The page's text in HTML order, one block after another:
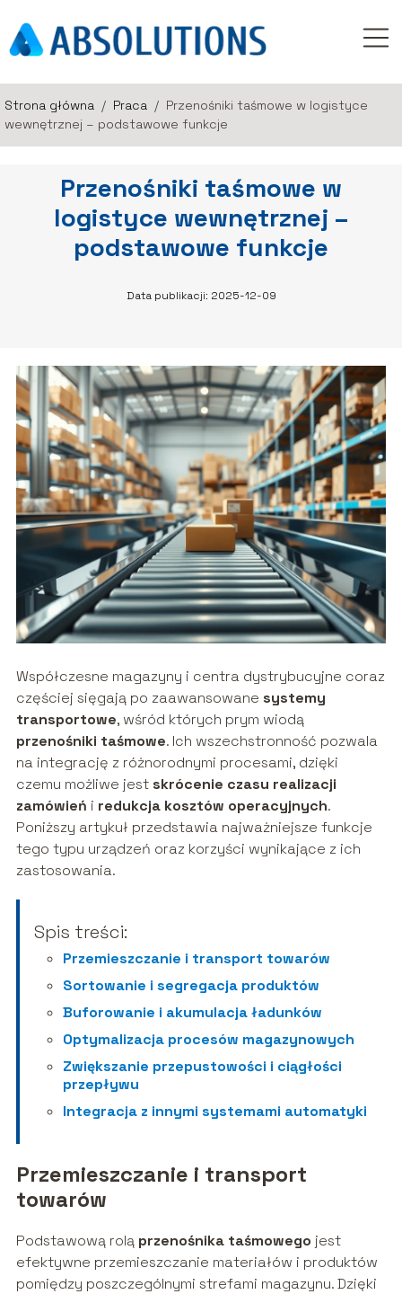
Strona główna / Praca / Przenośniki taśmowe w logistyce
wewnętrznej – podstawowe funkcje
Przenośniki taśmowe w
logistyce wewnętrznej –
podstawowe funkcje
Data publikacji: 2025-12-09
Współczesne magazyny i centra dystrybucyjne coraz
częściej sięgają po zaawansowane systemy
transportowe, wśród których prym wiodą
przenośniki taśmowe. Ich wszechstronność pozwala
na integrację z różnorodnymi procesami, dzięki
czemu możliwe jest skrócenie czasu realizacji
zamówień i redukcja kosztów operacyjnych.
Poniższy artykuł przedstawia najważniejsze funkcje
tego typu urządzeń oraz korzyści wynikające z ich
zastosowania.
Spis treści:
Przemieszczanie i transport towarów
Sortowanie i segregacja produktów
Buforowanie i akumulacja ładunków
Optymalizacja procesów magazynowych
Zwiększanie przepustowości i ciągłości
przepływu
Integracja z innymi systemami automatyki
Przemieszczanie i transport
towarów
Podstawową rolą przenośnika taśmowego jest
efektywne przemieszczanie materiałów i produktów
pomiędzy poszczególnymi strefami magazynu. Dzięki